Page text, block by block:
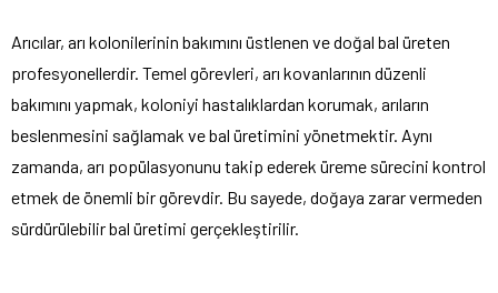
Arıcılar, arı kolonilerinin bakımını üstlenen ve doğal bal üreten
profesyonellerdir. Temel görevleri, arı kovanlarının düzenli
bakımını yapmak, koloniyi hastalıklardan korumak, arıların
beslenmesini sağlamak ve bal üretimini yönetmektir. Aynı
zamanda, arı popülasyonunu takip ederek üreme sürecini kontrol
etmek de önemli bir görevdir. Bu sayede, doğaya zarar vermeden
sürdürülebilir bal üretimi gerçekleştirilir.